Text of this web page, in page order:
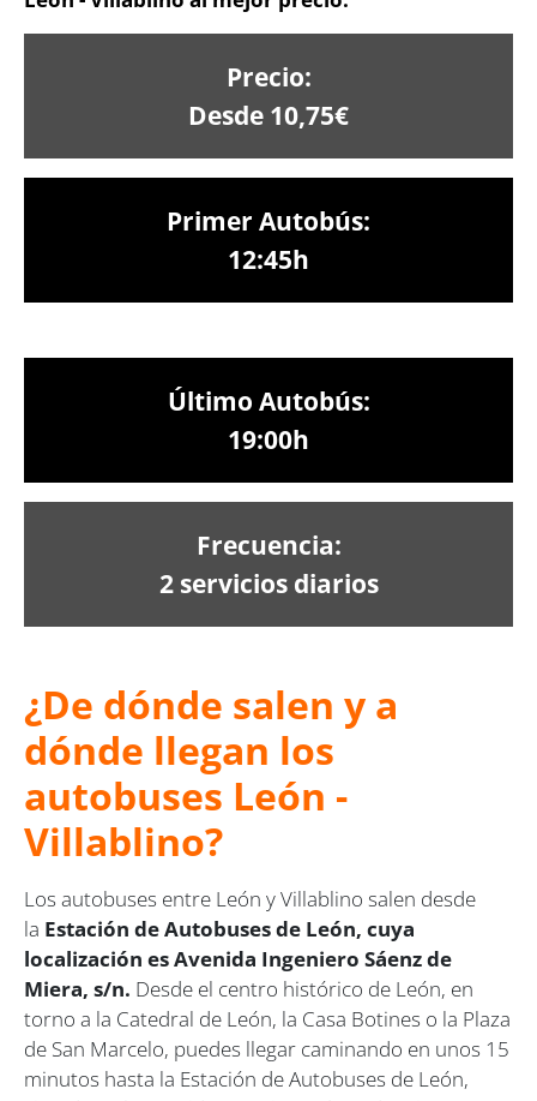
Precio:
Desde 10,75€
Primer Autobús:
12:45h
Último Autobús:
19:00h
Frecuencia:
2 servicios diarios
¿De dónde salen y a
dónde llegan los
autobuses León -
Villablino?
Los autobuses entre León y Villablino salen desde
la Estación de Autobuses de León, cuya
localización es Avenida Ingeniero Sáenz de
Miera, s/n. Desde el centro histórico de León, en
torno a la Catedral de León, la Casa Botines o la Plaza
de San Marcelo, puedes llegar caminando en unos 15
minutos hasta la Estación de Autobuses de León,